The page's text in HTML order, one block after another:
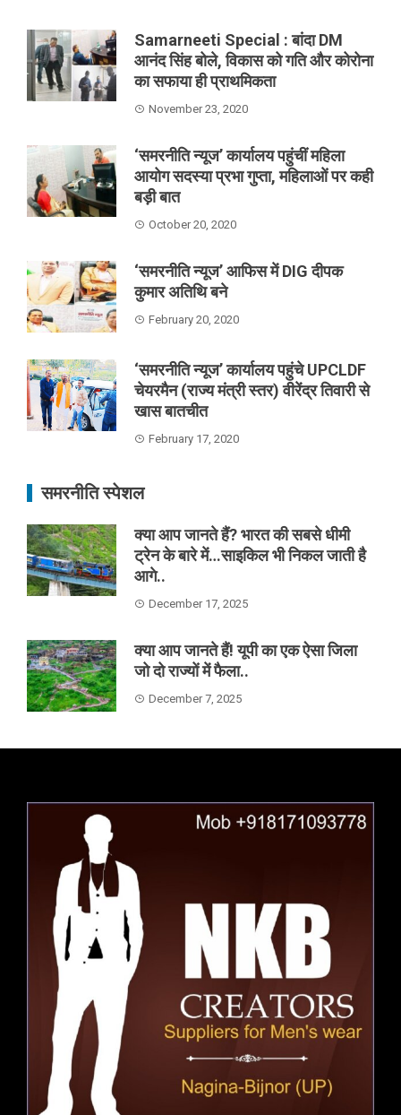
Samarneeti Special : बांदा DM
आनंद सिंह बोले, विकास को गति और कोरोना
का सफाया ही प्राथमिकता
November 23, 2020
‘समरनीति न्यूज’ कार्यालय पहुंचीं महिला
आयोग सदस्या प्रभा गुप्ता, महिलाओं पर कही
बड़ी बात
October 20, 2020
‘समरनीति न्यूज’ आफिस में DIG दीपक
कुमार अतिथि बने
February 20, 2020
‘समरनीति न्यूज’ कार्यालय पहुंचे UPCLDF
चेयरमैन (राज्य मंत्री स्तर) वीरेंद्र तिवारी से
खास बातचीत
February 17, 2020
समरनीति स्पेशल
क्या आप जानते हैं? भारत की सबसे धीमी
ट्रेन के बारे में…साइकिल भी निकल जाती है
आगे..
December 17, 2025
क्या आप जानते हैं! यूपी का एक ऐसा जिला
जो दो राज्यों में फैला..
December 7, 2025